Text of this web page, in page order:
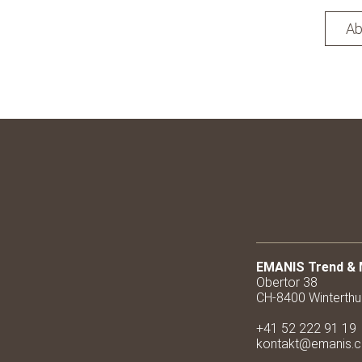
EMANIS Trend &
Obertor 38
CH-8400
+41 52 222 91 19